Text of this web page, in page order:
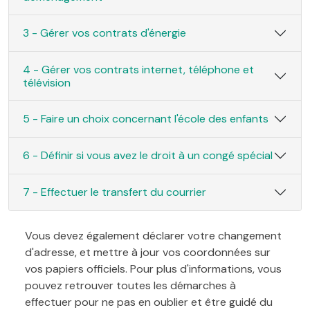
3 - Gérer vos contrats d'énergie
4 - Gérer vos contrats internet, téléphone et
télévision
5 - Faire un choix concernant l'école des enfants
6 - Définir si vous avez le droit à un congé spécial
7 - Effectuer le transfert du courrier
Vous devez également déclarer votre changement
d'adresse, et mettre à jour vos coordonnées sur
vos papiers officiels. Pour plus d'informations, vous
pouvez retrouver toutes les démarches à
effectuer pour ne pas en oublier et être guidé du